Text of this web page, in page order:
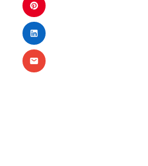
Nécessaire